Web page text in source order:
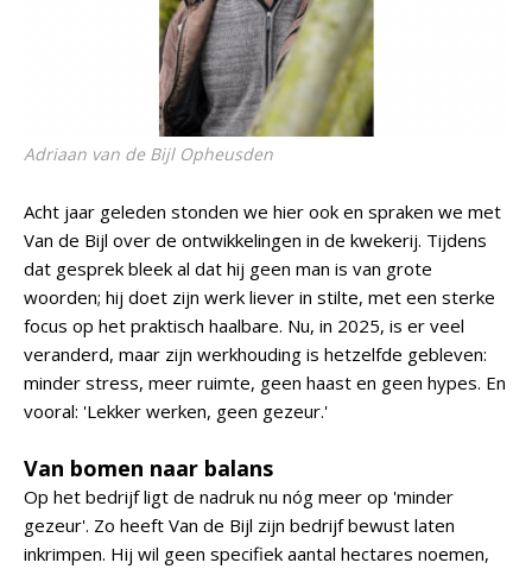
Adriaan van de Bijl Opheusden
Acht jaar geleden stonden we hier ook en spraken we met
Van de Bijl over de ontwikkelingen in de kwekerij. Tijdens
dat gesprek bleek al dat hij geen man is van grote
woorden; hij doet zijn werk liever in stilte, met een sterke
focus op het praktisch haalbare. Nu, in 2025, is er veel
veranderd, maar zijn werkhouding is hetzelfde gebleven:
minder stress, meer ruimte, geen haast en geen hypes. En
vooral: 'Lekker werken, geen gezeur.'
Van bomen naar balans
Op het bedrijf ligt de nadruk nu nóg meer op 'minder
gezeur'. Zo heeft Van de Bijl zijn bedrijf bewust laten
inkrimpen. Hij wil geen specifiek aantal hectares noemen,